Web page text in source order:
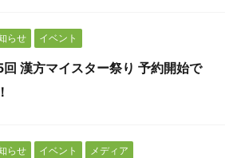
らせ イベント
回 漢方マイスター祭り 予約開始で
らせ イベント メディア